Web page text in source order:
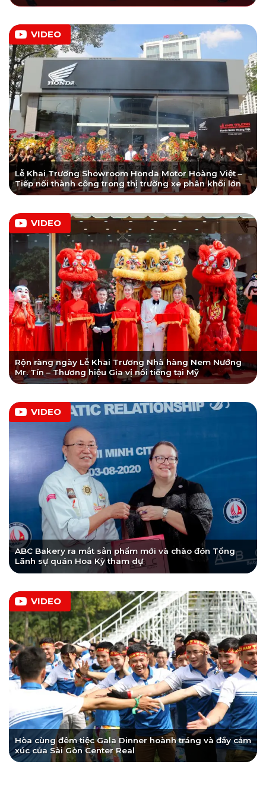
VIDEO
Lễ Khai Trương Showroom Honda Motor Hoàng Việt –
Tiếp nối thành công trong thị trường xe phân khối lớn
VIDEO
Rộn ràng ngày Lễ Khai Trương Nhà hàng Nem Nướng
Mr. Tín – Thương hiệu Gia vị nổi tiếng tại Mỹ
VIDEO
ABC Bakery ra mắt sản phẩm mới và chào đón Tổng
Lãnh sự quán Hoa Kỳ tham dự
VIDEO
Hòa cùng đêm tiệc Gala Dinner hoành tráng và đầy cảm
xúc của Sài Gòn Center Real